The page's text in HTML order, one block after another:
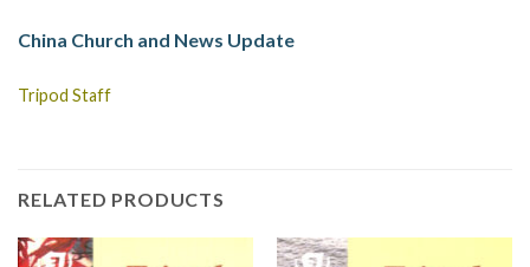
China Church and News Update
Tripod Staff
RELATED PRODUCTS